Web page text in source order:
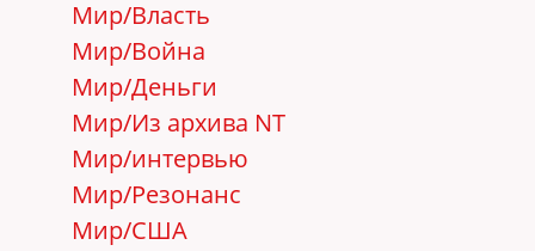
Мир/Власть
Мир/Война
Мир/Деньги
Мир/Из архива NT
Мир/интервью
Мир/Резонанс
Мир/США